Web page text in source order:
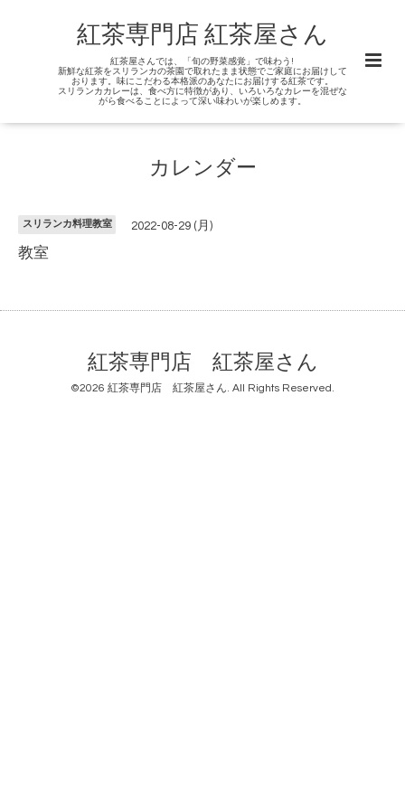
紅茶専門店 紅茶屋さん
紅茶屋さんでは、「旬の野菜感覚」で味わう!
新鮮な紅茶をスリランカの茶園で取れたまま状態でご家庭にお届けして
おります。味にこだわる本格派のあなたにお届けする紅茶です。
スリランカカレーは、食べ方に特徴があり、いろいろなカレーを混ぜな
がら食べることによって深い味わいが楽しめます。
カレンダー
スリランカ料理教室 2022-08-29 (月)
教室
紅茶専門店 紅茶屋さん
©2026 紅茶専門店 紅茶屋さん. All Rights Reserved.